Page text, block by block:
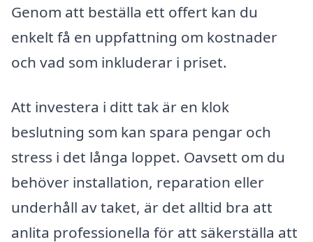
Genom att beställa ett offert kan du
enkelt få en uppfattning om kostnader
och vad som inkluderar i priset.
Att investera i ditt tak är en klok
beslutning som kan spara pengar och
stress i det långa loppet. Oavsett om du
behöver installation, reparation eller
underhåll av taket, är det alltid bra att
anlita professionella för att säkerställa att